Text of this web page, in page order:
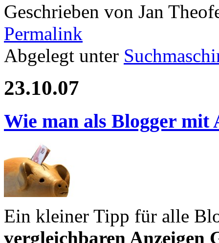
Geschrieben von Jan
Permalink
Abgelegt unter
23.10.07
Wie man als Blogger mit
Ein kleiner Tipp für alle
vergleichbaren Anzeigen